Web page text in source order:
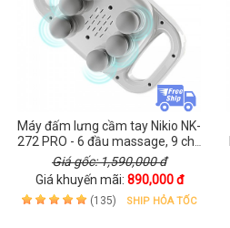
Máy đấm lưng cầm tay Nikio NK-
272 PRO - 6 đầu massage, 9 chế
độ và 20 cường độ - Hỗ trợ giảm
đau nhức mỏi nhanh chóng
Giá gốc: 1,590,000 đ
Giá khuyến mãi: 890,000 đ
(135) SHIP HỎA TỐC